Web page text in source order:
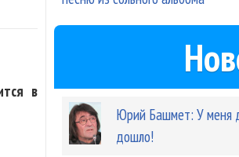
в
Юрий Башмет: У меня
дошло!